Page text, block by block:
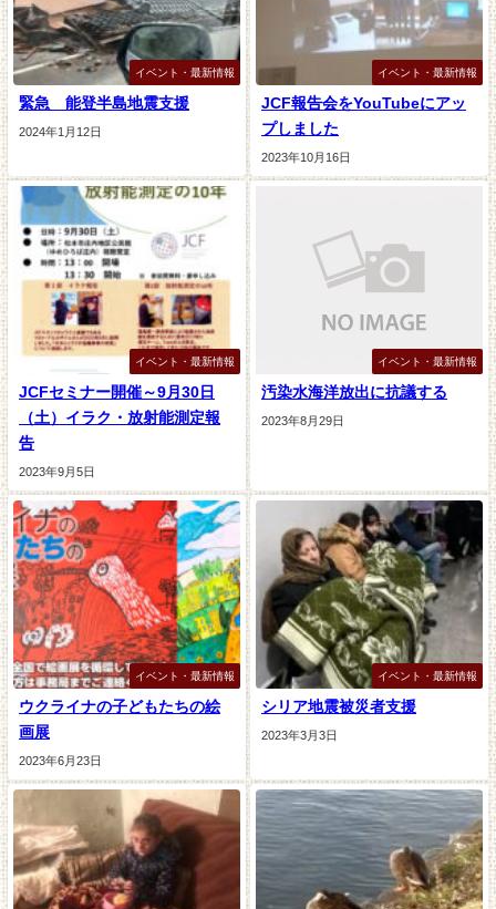
イベント・最新情報
緊急 能登半島地震支援
2024年1月12日
イベント・最新情報
JCF報告会をYouTubeにアッ
プしました
2023年10月16日
イベント・最新情報
JCFセミナー開催～9月30日
（土）イラク・放射能測定報
告
2023年9月5日
イベント・最新情報
汚染水海洋放出に抗議する
2023年8月29日
イベント・最新情報
ウクライナの子どもたちの絵
画展
2023年6月23日
イベント・最新情報
シリア地震被災者支援
2023年3月3日